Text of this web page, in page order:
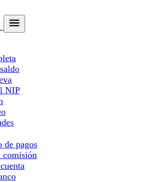
NIP
de pagos
comisión